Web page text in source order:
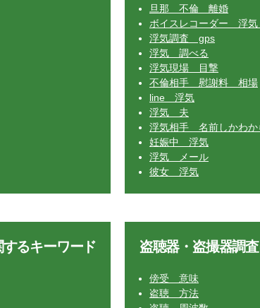
旦那 不倫 離婚
ボイスレコーダー 浮
浮気調査 gps
浮気 調べる
浮気現場 目撃
不倫相手 慰謝料 相場
line 浮気
浮気 夫
浮気相手 名前しかわ
妊娠中 浮気
浮気 メール
彼女 浮気
るキーワード 盗聴器・盗撮器調
傍受 意味
盗聴 方法